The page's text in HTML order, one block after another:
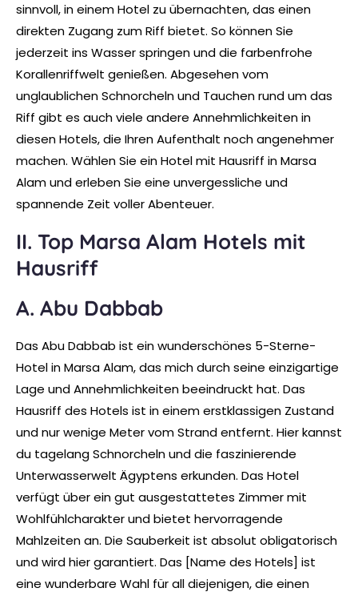
sinnvoll, in einem Hotel zu übernachten, das einen
direkten Zugang zum Riff bietet. So können Sie
jederzeit ins Wasser springen und die farbenfrohe
Korallenriffwelt genießen. Abgesehen vom
unglaublichen Schnorcheln und Tauchen rund um das
Riff gibt es auch viele andere Annehmlichkeiten in
diesen Hotels, die Ihren Aufenthalt noch angenehmer
machen. Wählen Sie ein Hotel mit Hausriff in Marsa
Alam und erleben Sie eine unvergessliche und
spannende Zeit voller Abenteuer.
II. Top Marsa Alam Hotels mit
Hausriff
A. Abu Dabbab
Das Abu Dabbab ist ein wunderschönes 5-Sterne-
Hotel in Marsa Alam, das mich durch seine einzigartige
Lage und Annehmlichkeiten beeindruckt hat. Das
Hausriff des Hotels ist in einem erstklassigen Zustand
und nur wenige Meter vom Strand entfernt. Hier kannst
du tagelang Schnorcheln und die faszinierende
Unterwasserwelt Ägyptens erkunden. Das Hotel
verfügt über ein gut ausgestattetes Zimmer mit
Wohlfühlcharakter und bietet hervorragende
Mahlzeiten an. Die Sauberkeit ist absolut obligatorisch
und wird hier garantiert. Das [Name des Hotels] ist
eine wunderbare Wahl für all diejenigen, die einen